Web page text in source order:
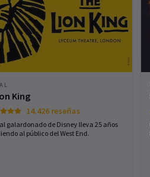
King
14.426 reseñas
galardonado de Disney lleva 25 años
al público del West End.